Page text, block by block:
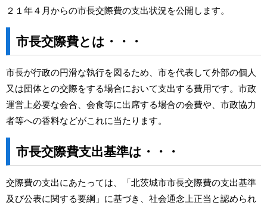
２１年４月からの市長交際費の支出状況を公開します。
市長交際費とは・・・
市長が行政の円滑な執行を図るため、市を代表して外部の個人
又は団体との交際をする場合において支出する費用です。市政
運営上必要な会合、会食等に出席する場合の会費や、市政協力
者等への香料などがこれに当たります。
市長交際費支出基準は・・・
交際費の支出にあたっては、「北茨城市市長交際費の支出基準
及び公表に関する要綱」に基づき、社会通念上正当と認められ